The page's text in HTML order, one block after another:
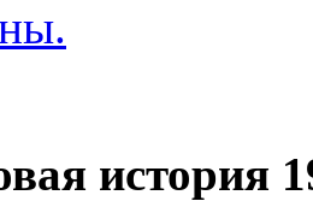
история